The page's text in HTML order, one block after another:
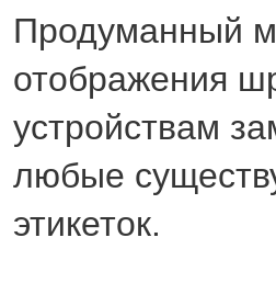
Продуманный
отображения
устройствам
любые
этикеток.